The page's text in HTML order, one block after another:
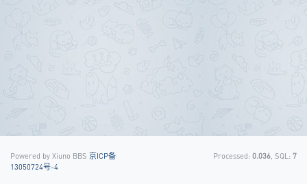
Powered by Xiuno BBS 京ICP备
13050724号-4
Processed: 0.036 , SQL: 7